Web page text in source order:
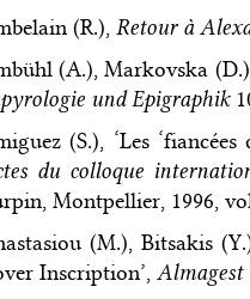
(R.), Retour à
(A.), Markovska
und Epigraphik
(S.), ‘Les ‘fiancées
du colloque
Montpellier, 1996,
(M.), Bitsakis
Inscription’, Almagest